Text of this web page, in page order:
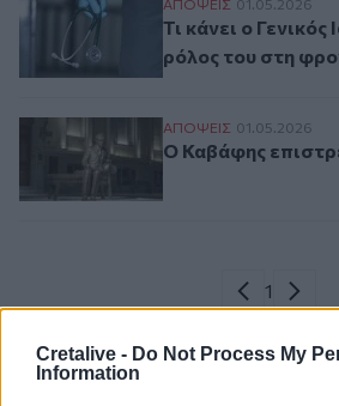
Cretalive - Do Not Process My
Information
Τι κάνει ο Γενικός
ΑΠΟΨΕΙΣ 01.05.2026
Τι κάνει ο Γενικός
ρόλος του στη
Ο Καβάφης
ΑΠΟΨΕΙΣ 01.05.2026
Ο Καβάφης
Current
1 Next